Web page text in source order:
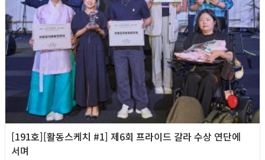
[191호][활동스케치 #1] 제6회 프라이드 갈라 수상 연단에
서며